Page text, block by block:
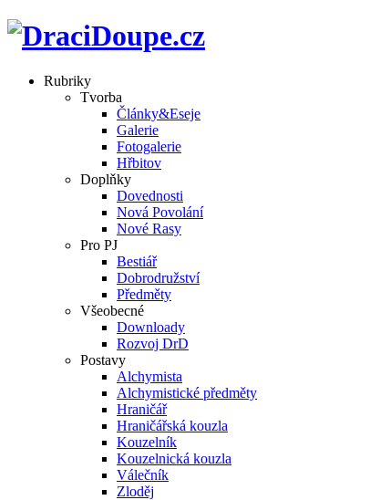
Rubriky
Tvorba
Články&Eseje
Galerie
Fotogalerie
Hřbitov
Doplňky
Dovednosti
Nová Povolání
Nové Rasy
Pro PJ
Bestiář
Dobrodružství
Předměty
Všeobecné
Downloady
Rozvoj DrD
Postavy
Alchymista
Alchymistické předměty
Hraničář
Hraničářská kouzla
Kouzelník
Kouzelnická kouzla
Válečník
Zloděj